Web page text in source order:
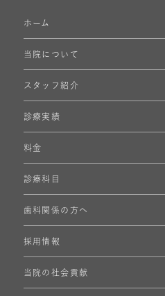
ホーム
当院について
スタッフ紹介
診療実績
料金
診療科目
歯科関係の方へ
採用情報
当院の社会貢献